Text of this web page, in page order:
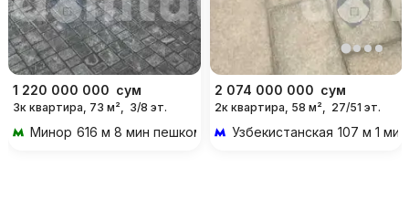
1 220 000 000 сум
3к квартира, 73 м², 3/8 эт.
Минор 616 м 8 мин пешком
2 074 000 000 сум
2к квартира, 58 м², 27/51 эт.
Узбекистанская 107 м 1